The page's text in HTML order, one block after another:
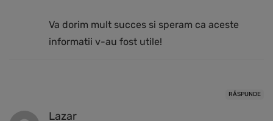
Va dorim mult succes si speram ca aceste
informatii v-au fost utile!
RĂSPUNDE
Lazar